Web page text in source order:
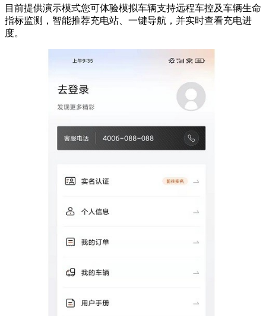
目前提供演示模式您可体验模拟车辆支持远程车控及车辆生命
指标监测，智能推荐充电站、一键导航，并实时查看充电进
度。